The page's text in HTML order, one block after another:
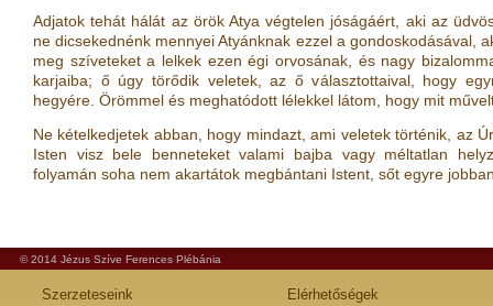
Adjatok tehát hálát az örök Atya végtelen jóságáért, aki az
ne dicsekednénk mennyei Atyánknak ezzel a gondoskodásával,
meg szíveteket a lelkek ezen égi orvosának, és nagy
karjaiba; ő úgy törődik veletek, az ő választottaival, hogy
hegyére. Örömmel és meghatódott lélekkel látom, hogy mit
Ne kételkedjetek abban, hogy mindazt, ami veletek történik, az
Isten visz bele benneteket valami bajba vagy méltatlan
folyamán soha nem akartátok megbántani Istent, sőt egyre
© 2014 Jézus Szíve Ferences Plébánia
Szerzeteseink
Elérhetőségek